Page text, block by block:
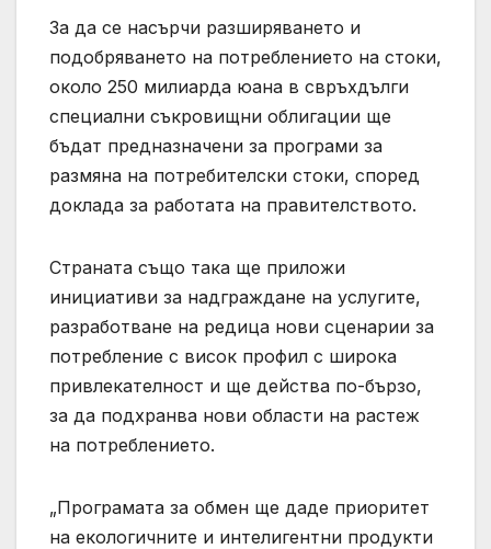
За да се насърчи разширяването и
подобряването на потреблението на стоки,
около 250 милиарда юана в свръхдълги
специални съкровищни ​​облигации ще
бъдат предназначени за програми за
размяна на потребителски стоки, според
доклада за работата на правителството.
Страната също така ще приложи
инициативи за надграждане на услугите,
разработване на редица нови сценарии за
потребление с висок профил с широка
привлекателност и ще действа по-бързо,
за да подхранва нови области на растеж
на потреблението.
„Програмата за обмен ще даде приоритет
на екологичните и интелигентни продукти